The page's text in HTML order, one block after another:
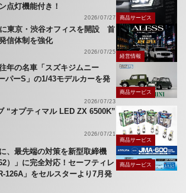
点灯機能付き！
2026/07/27 商品サービス
東京・渋谷オフィスを開設 首
信体制を強化
2026/07/25
経営情報
年の名車「スズキジムニー
パーS」の1/43モデルカーを発
2026/07/23
商品サービス
“オプティマル LED ZX 6500K”
2026/07/21
商品サービス
、最先端の対策を新型取締機
）」に完全対応！セーフティレ
126A」をセルスターより7月発
商品サービス